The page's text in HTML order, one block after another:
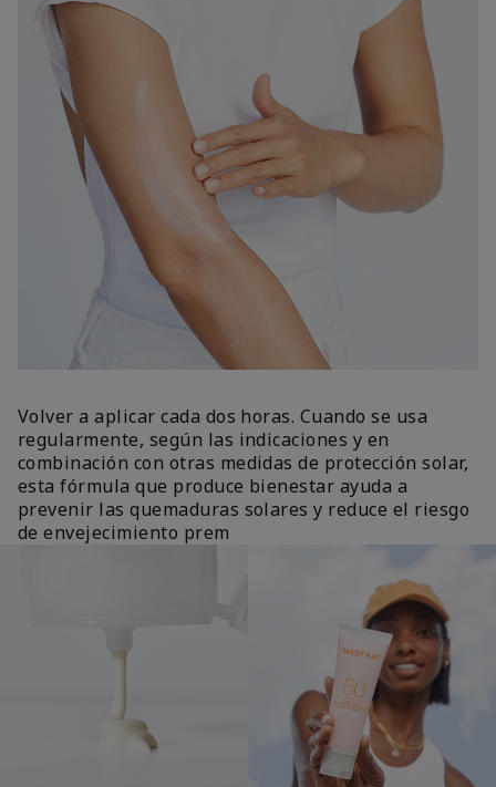
Volver a aplicar cada dos horas. Cuando se usa
regularmente, según las indicaciones y en
combinación con otras medidas de protección solar,
esta fórmula que produce bienestar ayuda a
prevenir las quemaduras solares y reduce el riesgo
de envejecimiento prem